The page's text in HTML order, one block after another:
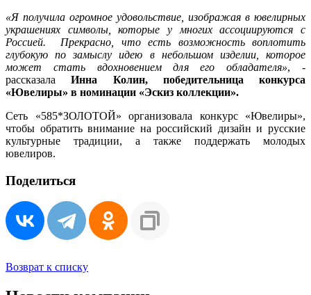
«Я получила огромное удовольствие, изображая в ювелирных
украшениях символы, которые у многих ассоциируются с
Россией. Прекрасно, что есть возможность воплотить
глубокую по замыслу идею в небольшом изделии, которое
может стать вдохновением для его обладателя», -
рассказалаИнна Колин, победительница конкурса
«Ювелиры» в номинации «Эскиз коллекции».
Сеть «585*ЗОЛОТОЙ» организовала конкурс «Ювелиры»,
чтобы обратить внимание на российский дизайн и русские
культурные традиции, а также поддержать молодых
ювелиров.
Поделиться
Возврат к списку